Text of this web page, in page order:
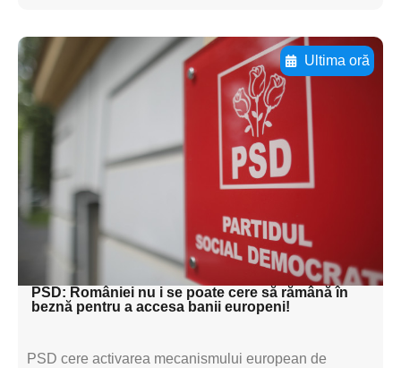
Ultima oră
Adaugă aici textul pentru
subtitluAdaugă aici
textul pentru
subtitluAdaugă aici
textul pentru
subtitluAdaugă aici
textul pentru subti
PSD: României nu i se poate cere să rămână în
beznă pentru a accesa banii europeni!
PSD cere activarea mecanismului european de